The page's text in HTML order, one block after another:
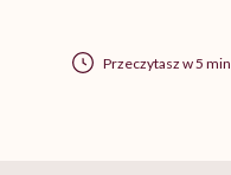
Przeczytasz w 5 min